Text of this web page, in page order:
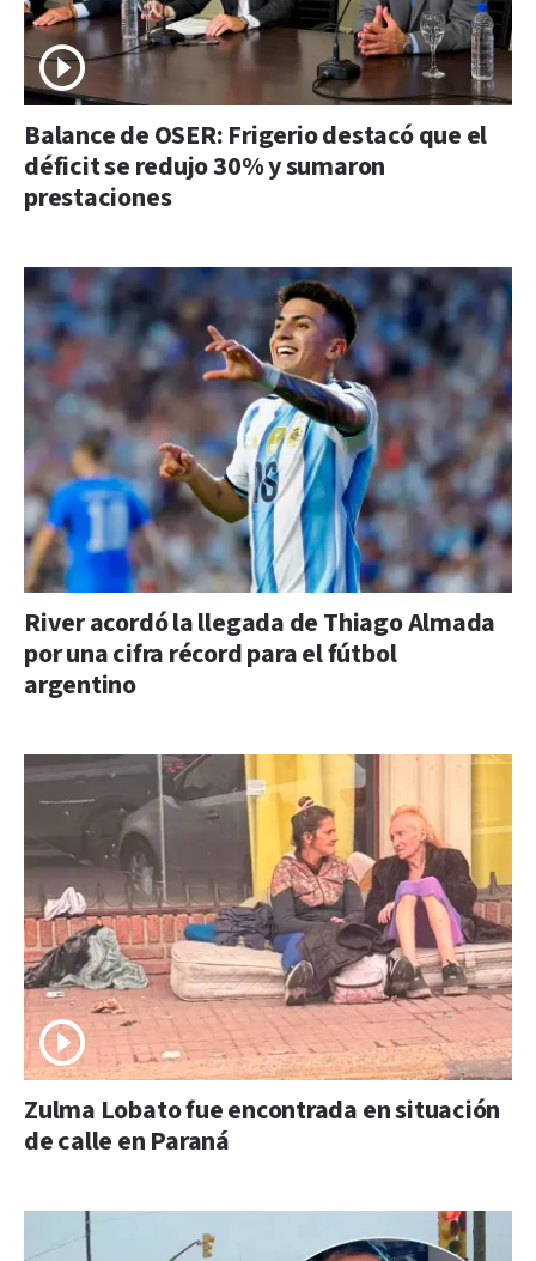
Balance de OSER: Frigerio destacó que el
déficit se redujo 30% y sumaron
prestaciones
River acordó la llegada de Thiago Almada
por una cifra récord para el fútbol
argentino
Zulma Lobato fue encontrada en situación
de calle en Paraná